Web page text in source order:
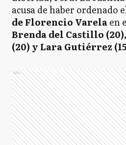
acusa de haber ordenado
de Florencio Varelaen
Brenda del Castillo
(20) y Lara Gutiérrez
Ads